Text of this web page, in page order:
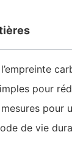
pour
pour
de vie